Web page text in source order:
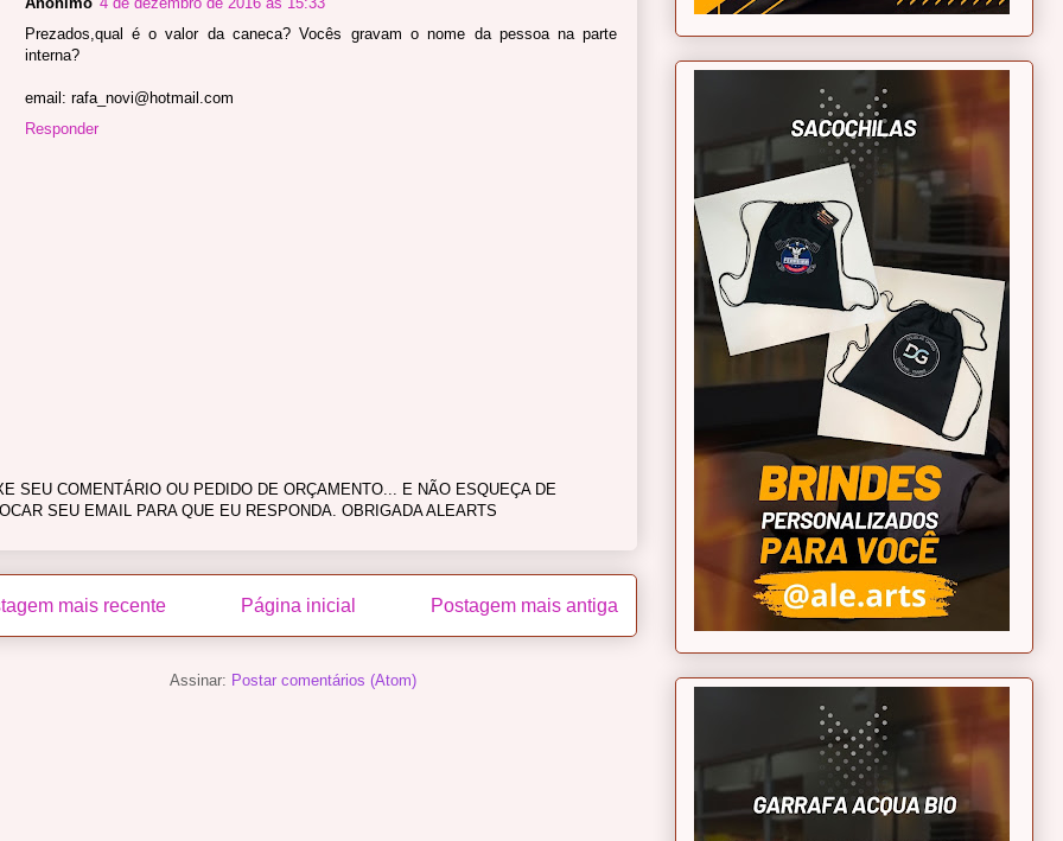
Prezados,qual é o valor da caneca? Vocês gravam o nome da pessoa na parte
interna?
email: rafa_novi@hotmail.com
Responder
SEU COMENTÁRIO OU PEDIDO DE ORÇAMENTO... E NÃO ESQUEÇA DE
SEU EMAIL PARA QUE EU RESPONDA. OBRIGADA ALEARTS
mais recente Postagem mais antiga
Página inicial
Assinar: Postar comentários (Atom)